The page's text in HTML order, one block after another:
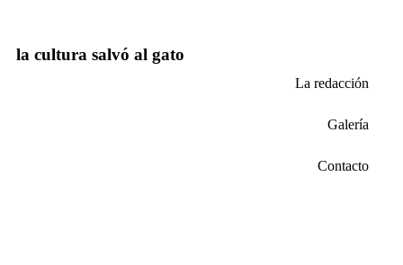
la cultura salvó al gato
La redacción
Galería
Contacto